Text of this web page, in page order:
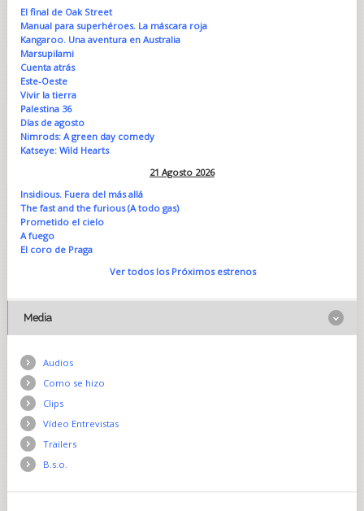
El final de Oak Street
Manual para superhéroes. La máscara roja
Kangaroo. Una aventura en Australia
Marsupilami
Cuenta atrás
Este-Oeste
Vivir la tierra
Palestina 36
Días de agosto
Nimrods: A green day comedy
Katseye: Wild Hearts
21 Agosto 2026
Insidious. Fuera del más allá
The fast and the furious (A todo gas)
Prometido el cielo
A fuego
El coro de Praga
Ver todos los Próximos estrenos
Media
Audios
Como se hizo
Clips
Vídeo Entrevistas
Trailers
B.s.o.